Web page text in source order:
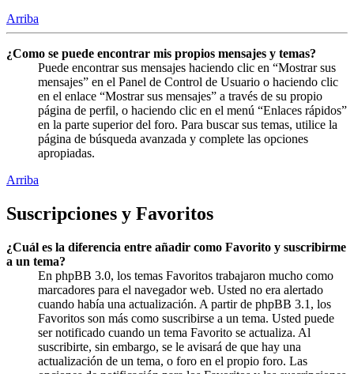
Arriba
¿Como se puede encontrar mis propios mensajes y temas?
Puede encontrar sus mensajes haciendo clic en “Mostrar sus
mensajes” en el Panel de Control de Usuario o haciendo clic
en el enlace “Mostrar sus mensajes” a través de su propio
página de perfil, o haciendo clic en el menú “Enlaces rápidos”
en la parte superior del foro. Para buscar sus temas, utilice la
página de búsqueda avanzada y complete las opciones
apropiadas.
Arriba
Suscripciones y Favoritos
¿Cuál es la diferencia entre añadir como Favorito y suscribirme
a un tema?
En phpBB 3.0, los temas Favoritos trabajaron mucho como
marcadores para el navegador web. Usted no era alertado
cuando había una actualización. A partir de phpBB 3.1, los
Favoritos son más como suscribirse a un tema. Usted puede
ser notificado cuando un tema Favorito se actualiza. Al
suscribirte, sin embargo, se le avisará de que hay una
actualización de un tema, o foro en el propio foro. Las